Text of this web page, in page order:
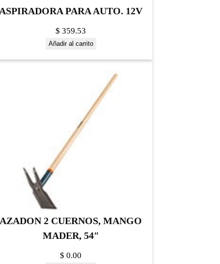
PARA AUTO. 12V
$ 359.53
Añadir al carrito
AZADON 2 CUERNOS, MANGO
MADER, 54″
$ 0.00